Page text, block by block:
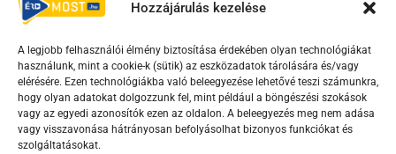
Hozzájárulás kezelése
A legjobb felhasználói élmény biztosítása érdekében olyan technológiákat
használunk, mint a cookie-k (sütik) az eszközadatok tárolására és/vagy
elérésére. Ezen technológiákba való beleegyezése lehetővé teszi számunkra,
hogy olyan adatokat dolgozzunk fel, mint például a böngészési szokások
vagy az egyedi azonosítók ezen az oldalon. A beleegyezés meg nem adása
vagy visszavonása hátrányosan befolyásolhat bizonyos funkciókat és
szolgáltatásokat.
Irányelvek Moderálási szabályzat
F
a
c
e
Y
o
u
t
T
i
k